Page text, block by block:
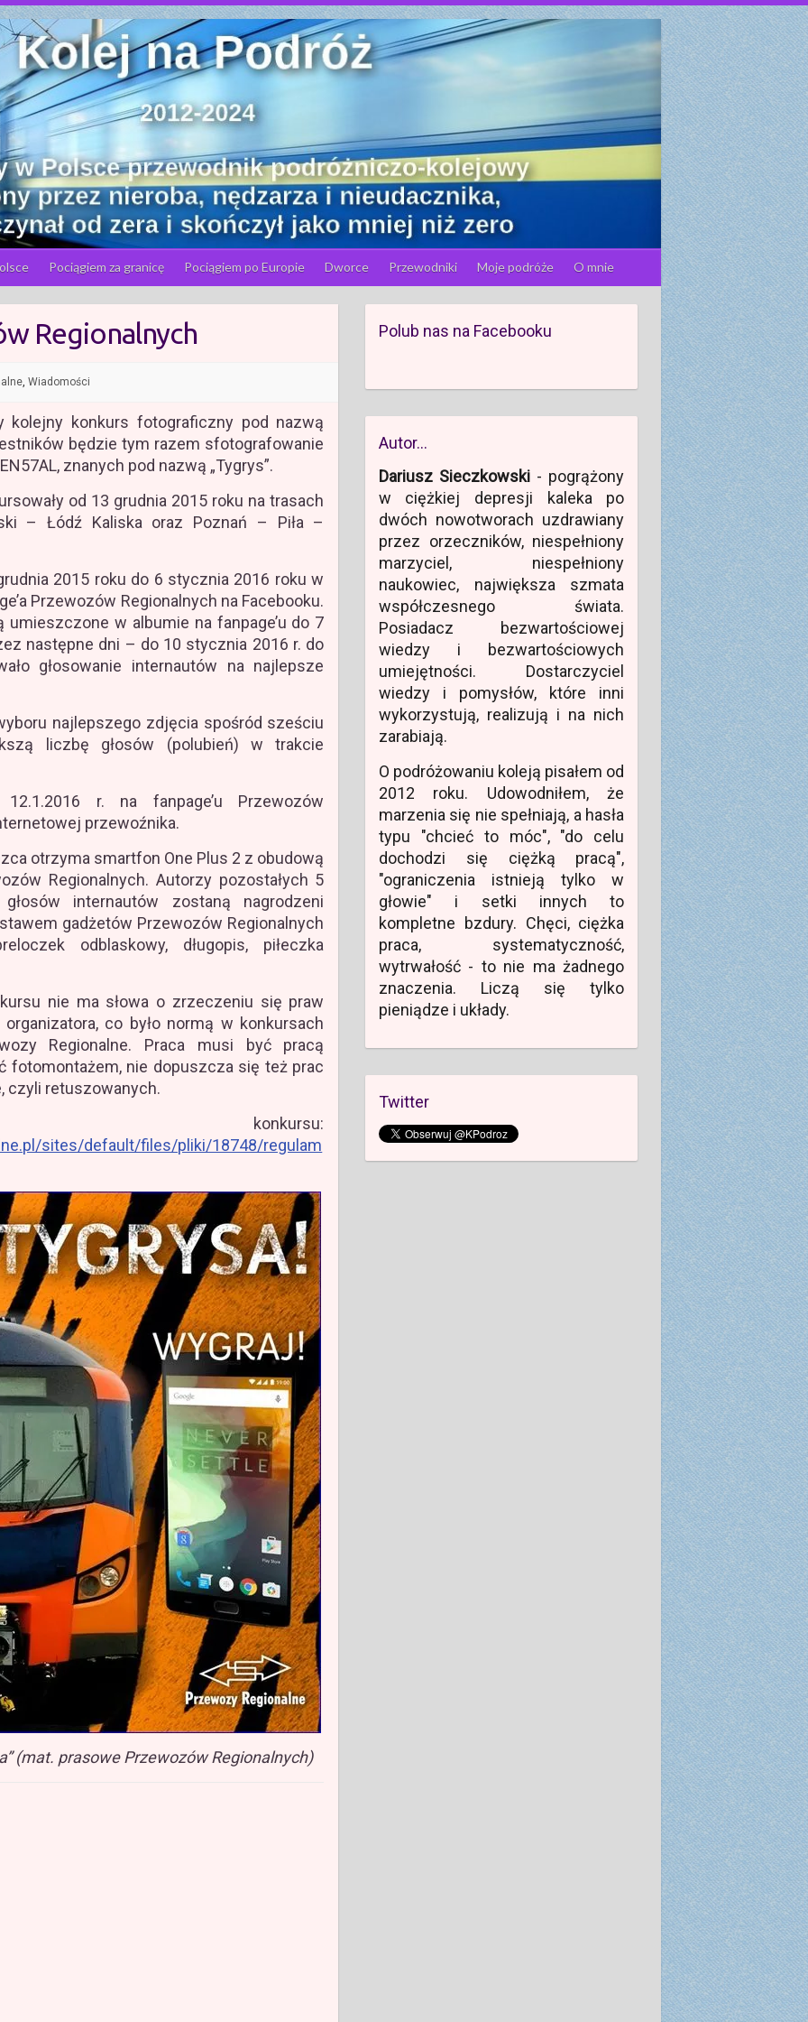
Pociągiem za granicę Pociągiem po Europie Dworce Przewodniki Moje podróże O mnie
Regionalnych
, Wiadomości
kolejny konkurs fotograficzny pod nazwą
będzie tym razem sfotografowanie
znanych pod nazwą „Tygrys”.
od 13 grudnia 2015 roku na trasach
– Łódź Kaliska oraz Poznań – Piła –
2015 roku do 6 stycznia 2016 roku w
Przewozów Regionalnych na Facebooku.
umieszczone w albumie na fanpage’u do 7
następne dni – do 10 stycznia 2016 r. do
głosowanie internautów na najlepsze
najlepszego zdjęcia spośród sześciu
liczbę głosów (polubień) w trakcie
r. na fanpage’u Przewozów
przewoźnika.
otrzyma smartfon One Plus 2 z obudową
Regionalnych. Autorzy pozostałych 5
internautów zostaną nagrodzeni
gadżetów Przewozów Regionalnych
odblaskowy, długopis, piłeczka
nie ma słowa o zrzeczeniu się praw
co było normą w konkursach
Regionalne. Praca musi być pracą
fotomontażem, nie dopuszcza się też prac
czyli retuszowanych.
konkursu:
sites/default/files/pliki/18748/regulam
(mat. prasowe Przewozów Regionalnych)
Polub nas na Facebooku
Autor…
Dariusz Sieczkowski - pogrążony
w ciężkiej depresji kaleka po
dwóch nowotworach uzdrawiany
przez orzeczników, niespełniony
marzyciel, niespełniony
naukowiec, największa szmata
współczesnego świata.
Posiadacz bezwartościowej
wiedzy i bezwartościowych
umiejętności. Dostarczyciel
wiedzy i pomysłów, które inni
wykorzystują, realizują i na nich
zarabiają.
O podróżowaniu koleją pisałem od
2012 roku. Udowodniłem, że
marzenia się nie spełniają, a hasła
typu "chcieć to móc", "do celu
dochodzi się ciężką pracą",
"ograniczenia istnieją tylko w
głowie" i setki innych to
kompletne bzdury. Chęci, ciężka
praca, systematyczność,
wytrwałość - to nie ma żadnego
znaczenia. Liczą się tylko
pieniądze i układy.
Twitter